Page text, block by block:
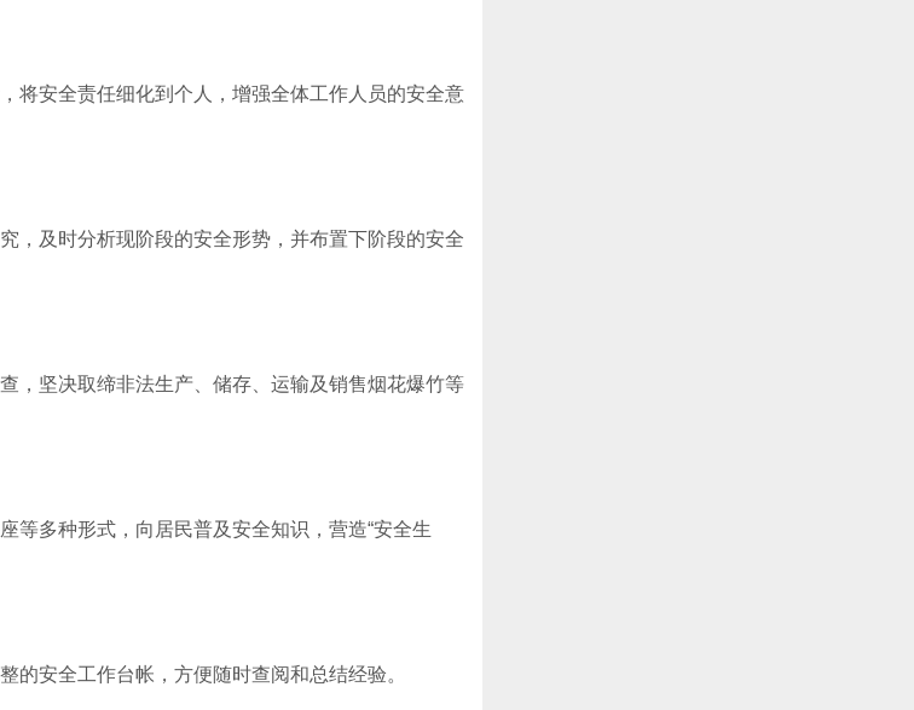
将安全责任细化到个人，增强全体工作人员的安全意
，及时分析现阶段的安全形势，并布置下阶段的安全
，坚决取缔非法生产、储存、运输及销售烟花爆竹等
等多种形式，向居民普及安全知识，营造“安全生
的安全工作台帐，方便随时查阅和总结经验。